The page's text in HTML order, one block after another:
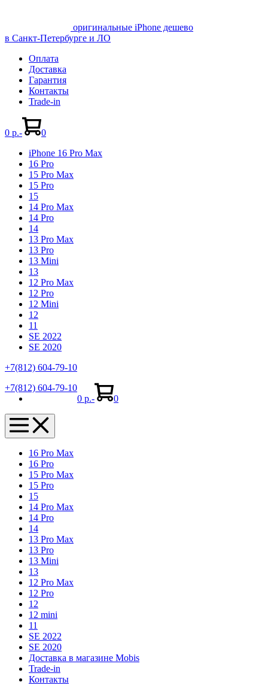
оригинальные iPhone дешево
в Санкт-Петербурге и ЛО
Оплата
Доставка
Гарантия
Контакты
Trade-in
Shopping
Cart
0 р.- 0in
iPhone 16 Pro Max
16 Pro
15 Pro Max
15 Pro
15
14 Pro Max
14 Pro
14
13 Pro Max
13 Pro
13 Mini
13
12 Pro Max
12 Pro
12 Mini
12
11
SE 2022
SE 2020
+7(812) 604-79-10
+7(812) 604-79-10Shopping
Cart
0 р.- 0in
Menu
Toggle
16 Pro Max
16 Pro
15 Pro Max
15 Pro
15
14 Pro Max
14 Pro
14
13 Pro Max
13 Pro
13 Mini
13
12 Pro Max
12 Pro
12
12 mini
11
SE 2022
SE 2020
Доставка в магазине Mobis
Trade-in
Контакты